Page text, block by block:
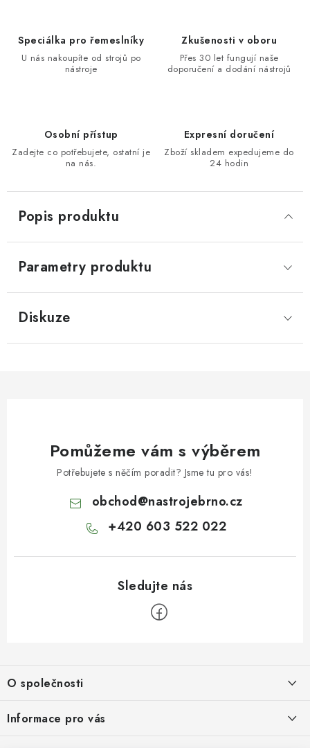
NÁSTROJE PRO FRÉZOVÁNÍ
NÁSTROJE PRO ŘEZÁNÍ KOVU
KONTAKTY
Speciálka pro řemeslníky
U nás nakoupíte od strojů po
nástroje
Zkušenosti v oboru
Přes 30 let fungují naše
doporučení a dodání nástrojů
Osobní přístup
Zadejte co potřebujete, ostatní je
na nás.
Expresní doručení
Zboží skladem expedujeme do
24 hodin
Popis produktu
Parametry produktu
Diskuze
Pomůžeme vám s výběrem
Potřebujete s něčím poradit? Jsme tu pro vás!
obchod@nastrojebrno.cz
+420 603 522 022
p
a
O společnosti
O nás
Informace pro vás